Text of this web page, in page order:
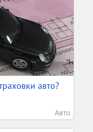
авто?
Авто